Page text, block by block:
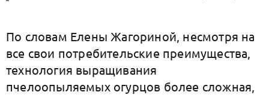
По словам Елены Жагориной, несмотря на
все свои потребительские преимущества,
технология выращивания
пчелоопыляемых огурцов более сложная,